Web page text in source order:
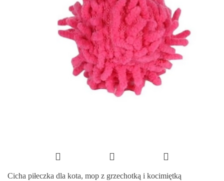
Cicha piłeczka dla kota, mop z grzechotką i kocimiętką